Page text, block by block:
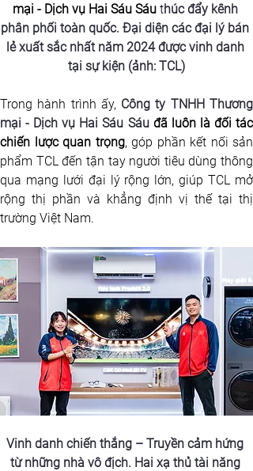
mại - Dịch vụ Hai Sáu Sáu thúc đẩy kênh
phân phối toàn quốc. Đại diện các đại lý bán
lẻ xuất sắc nhất năm 2024 được vinh danh
tại sự kiện (ảnh: TCL)
Trong hành trình ấy, Công ty TNHH Thương
mại - Dịch vụ Hai Sáu Sáu đã luôn là đối tác
chiến lược quan trọng, góp phần kết nối sản
phẩm TCL đến tận tay người tiêu dùng thông
qua mạng lưới đại lý rộng lớn, giúp TCL mở
rộng thị phần và khẳng định vị thế tại thị
trường Việt Nam.
Vinh danh chiến thắng – Truyền cảm hứng
từ những nhà vô địch. Hai xạ thủ tài năng